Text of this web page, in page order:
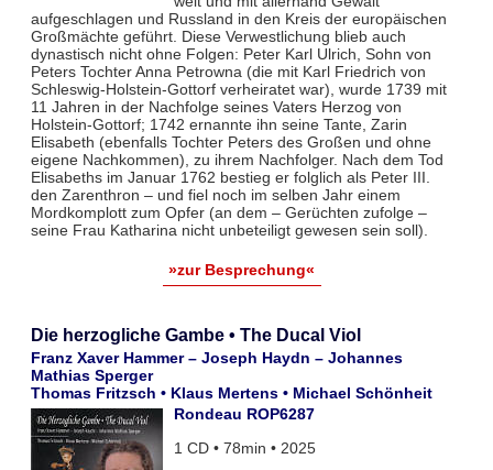
aufgeschlagen und Russland in den Kreis der europäischen
Großmächte geführt. Diese Verwestlichung blieb auch
dynastisch nicht ohne Folgen: Peter Karl Ulrich, Sohn von
Peters Tochter Anna Petrowna (die mit Karl Friedrich von
Schleswig-Holstein-Gottorf verheiratet war), wurde 1739 mit
11 Jahren in der Nachfolge seines Vaters Herzog von
Holstein-Gottorf; 1742 ernannte ihn seine Tante, Zarin
Elisabeth (ebenfalls Tochter Peters des Großen und ohne
eigene Nachkommen), zu ihrem Nachfolger. Nach dem Tod
Elisabeths im Januar 1762 bestieg er folglich als Peter III.
den Zarenthron – und fiel noch im selben Jahr einem
Mordkomplott zum Opfer (an dem – Gerüchten zufolge –
seine Frau Katharina nicht unbeteiligt gewesen sein soll).
»zur Besprechung«
Die herzogliche Gambe • The Ducal Viol
Franz Xaver Hammer – Joseph Haydn – Johannes
Mathias Sperger
Thomas Fritzsch • Klaus Mertens • Michael Schönheit
Rondeau ROP6287
1 CD • 78min • 2025